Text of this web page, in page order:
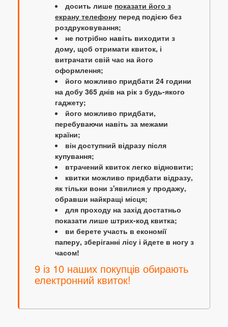
досить лише показати його з
екрану телефону перед подією без
роздруковування;
не потрібно навіть виходити з
дому, щоб отримати квиток, і
витрачати свій час на його
оформлення;
його можливо придбати 24 години
на добу 365 днів на рік з будь-якого
гаджету;
його можливо придбати,
перебуваючи навіть за межами
країни;
він доступний відразу після
купування;
втрачений квиток легко відновити;
квитки можливо придбати відразу,
як тільки вони з'явилися у продажу,
обравши найкращі місця;
для проходу на захід достатньо
показати лише штрих-код квитка;
ви берете участь в економії
паперу, зберіганні лісу і йдете в ногу з
часом!
9 із 10 наших покупців обирають
електронний квиток!